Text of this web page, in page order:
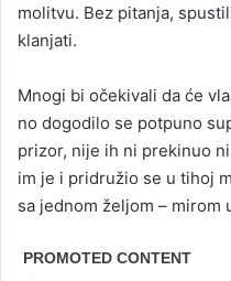
molitvu. Bez pitanja,
klanjati.
Mnogi bi očekivali da će
no dogodilo se potpuno
prizor, nije ih ni prekinuo
im je i pridružio se u tihoj
sa jednom željom – mirom